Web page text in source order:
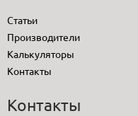
Статьи
Производители
Калькуляторы
Контакты
Контакты